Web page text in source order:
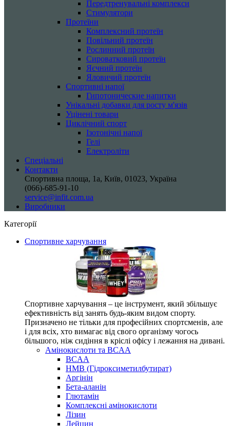
Передтренувальні комплекси
Стимулятори
Протеїни
Комплексний протеїн
Повільний протеїн
Рослинний протеїн
Сироватковий протеїн
Яєчний протеїн
Яловичий протеїн
Спортивні напої
Гипотонические напитки
Унікальні добавки для росту м'язів
Уцінені товари
Циклічний спорт
Ізотонічні напої
Гелі
Електроліти
Спеціальні
Контакти
Спортивна площа, 1a, Київ, 01023, Україна
(066)-685-91-10
service@infit.com.ua
Виробники
Категорії
Спортивне харчування
Спортивне харчування – це інструмент, який збільшує
ефективність від занять будь-яким видом спорту.
Призначено не тільки для професійних спортсменів, але
і для всіх, хто вимагає від свого організму чогось
більшого, ніж сидіння в кріслі офісу і лежання на дивані.
Амінокислоти та BCAA
BCAA
HMB (Гідроксиметилбутират)
Аргінін
Бета-аланін
Глютамін
Комплексні амінокислоти
Лізин
Лейцин